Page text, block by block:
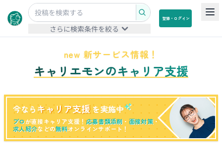
さらに検索条件を絞る
登録・ログイン
new 新サービス情報！
キャリエモンのキャリア支援
今なら キャリア支援 を実施中
プロが直接キャリア支援！応募書類添削 ・ 面接対策・
求人紹介などの無料オンラインサポート！